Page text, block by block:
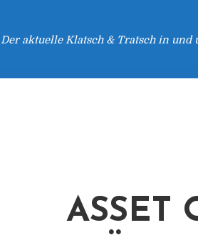
Der aktuelle Klatsch & Tratsch in und
ASSET